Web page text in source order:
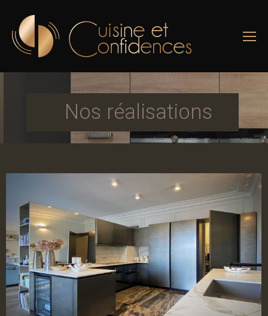
Nos réalisations